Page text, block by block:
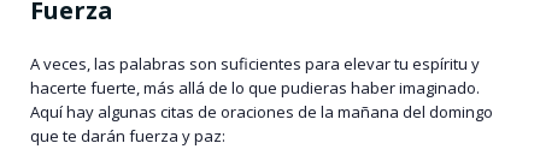
Fuerza
A veces, las palabras son suficientes para elevar tu espíritu y
hacerte fuerte, más allá de lo que pudieras haber imaginado.
Aquí hay algunas citas de oraciones de la mañana del domingo
que te darán fuerza y paz: